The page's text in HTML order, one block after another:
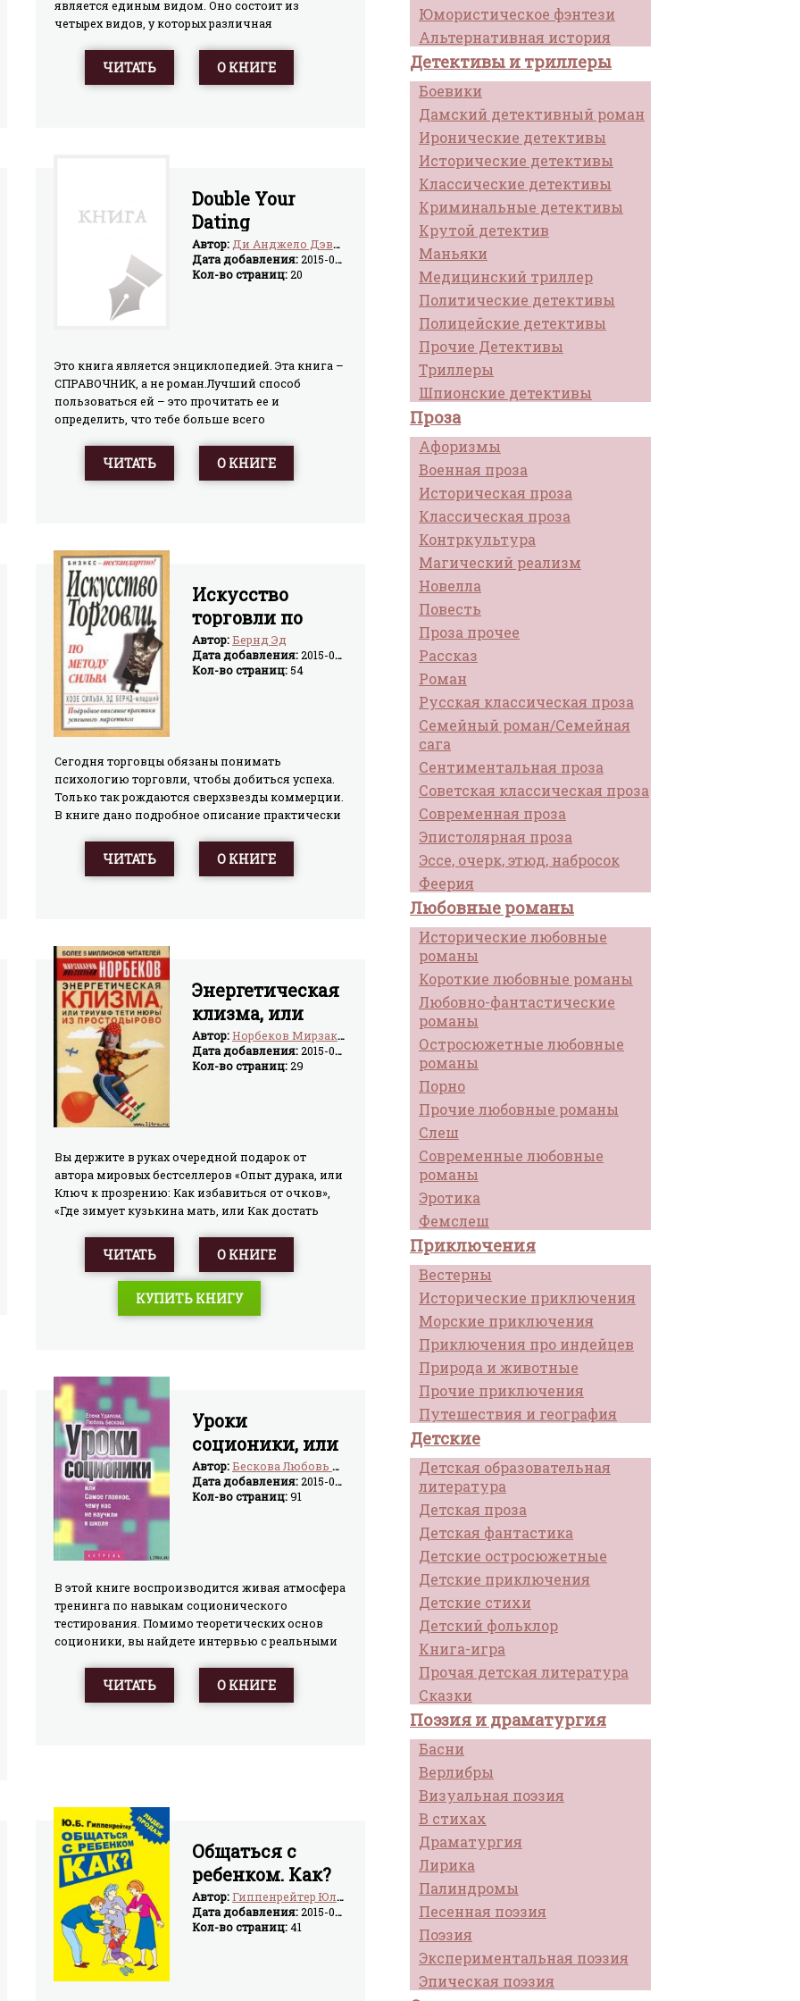
Юмористическое фэнтези
Альтернативная история
Детективы и триллеры
Боевики
Дамский детективный роман
Иронические детективы
Исторические детективы
Классические детективы
Криминальные детективы
Крутой детектив
Маньяки
Медицинский триллер
Политические детективы
Полицейские детективы
Прочие Детективы
Триллеры
Шпионские детективы
Проза
Афоризмы
Военная проза
Историческая проза
Классическая проза
Контркультура
Магический реализм
Новелла
Повесть
Проза прочее
Рассказ
Роман
Русская классическая проза
Семейный роман/Семейная
сага
Сентиментальная проза
Советская классическая проза
Современная проза
Эпистолярная проза
Эссе, очерк, этюд, набросок
Феерия
Любовные романы
Исторические любовные
романы
Короткие любовные романы
Любовно-фантастические
романы
Остросюжетные любовные
романы
Порно
Прочие любовные романы
Слеш
Современные любовные
романы
Эротика
Фемслеш
Приключения
Вестерны
Исторические приключения
Морские приключения
Приключения про индейцев
Природа и животные
Прочие приключения
Путешествия и география
Детские
Детская образовательная
литература
Детская проза
Детская фантастика
Детские остросюжетные
Детские приключения
Детские стихи
Детский фольклор
Книга-игра
Прочая детская литература
Сказки
Поэзия и драматургия
Басни
Верлибры
Визуальная поэзия
В стихах
Драматургия
Лирика
Палиндромы
Песенная поэзия
Поэзия
Экспериментальная поэзия
Эпическая поэзия
является единым видом. Оно состоит из
четырех видов, у которых различная
хищные, с ориентацией на людей. Хищное
меньшинство привносит в наш мир
ЧИТАТЬ О КНИГЕ
Double Your
Dating
Автор: Ди Анджело Дэвид
Дата добавления:2015-04-06
Кол-во страниц:20
Это книга является энциклопедией. Эта книга –
СПРАВОЧНИК, а не роман.Лучший способ
пользоваться ей – это прочитать ее и
определить, что тебе больше всего
которыми ты хотел бы поработать и улучшить.
Потом возьми эти части книги и выпиши куда-
ЧИТАТЬ О КНИГЕ
Искусство
торговли по
методу Сильва
Автор:Бернд Эд
Дата добавления:2015-03-16
Кол-во страниц: 54
Сегодня торговцы обязаны понимать
психологию торговли, чтобы добиться успеха.
Только так рождаются сверхзвезды коммерции.
В книге дано подробное описание практически
Сильва. Он является поистине волшебным
способом жить, творить, работать... и торговать.
ЧИТАТЬ О КНИГЕ
Энергетическая
клизма, или
Триумф тети
Нюры из
Автор:Норбеков Мирзакарим Санакулович
Дата добавления:2015-03-17
Кол-во страниц:29
Вы держите в руках очередной подарок от
автора мировых бестселлеров «Опыт дурака, или
Ключ к прозрению: Как избавиться от очков»,
«Где зимует кузькина мать, или Как достать
академика Норбекова содержит практикум по
обретению энергетического здоровья.
ЧИТАТЬ О КНИГЕ
КУПИТЬ КНИГУ
Уроки
соционики, или
Самое главное,
чему нас не
Автор:Бескова Любовь Анатольевна
Дата добавления:2015-03-18
Кол-во страниц:91
В этой книге воспроизводится живая атмосфера
тренинга по навыкам соционического
тестирования. Помимо теоретических основ
соционики, вы найдете интервью с реальными
комментарием. Отдельный раздел посвящен
размышлениям авторов о месте соционики в
ЧИТАТЬ О КНИГЕ
Общаться с
ребенком. Как?
Автор:Гиппенрейтер Юлия Борисовна
Дата добавления:2015-03-18
Кол-во страниц:41